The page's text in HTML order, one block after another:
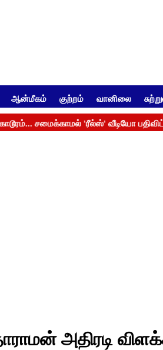
ஆன்மீகம் குற்றம் வானிலை
அதிரடி